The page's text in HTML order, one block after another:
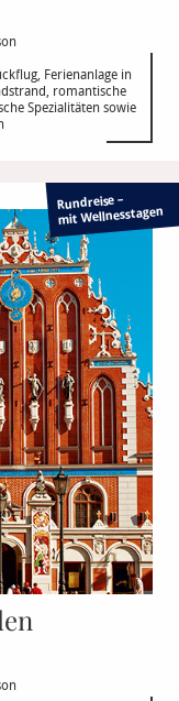
Ferienanlage in
romantische
Spezialitäten sowie
Rundreise –
mit Wellnesstagen